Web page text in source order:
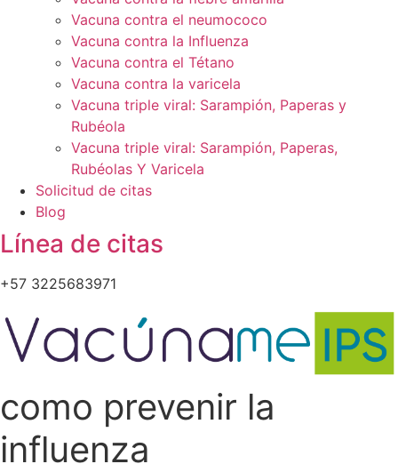
Vacuna contra el neumococo
Vacuna contra la Influenza
Vacuna contra el Tétano
Vacuna contra la varicela
Vacuna triple viral: Sarampión, Paperas y
Rubéola
Vacuna triple viral: Sarampión, Paperas,
Rubéolas Y Varicela
Solicitud de citas
Blog
Línea de citas
+57 3225683971
como prevenir la
influenza